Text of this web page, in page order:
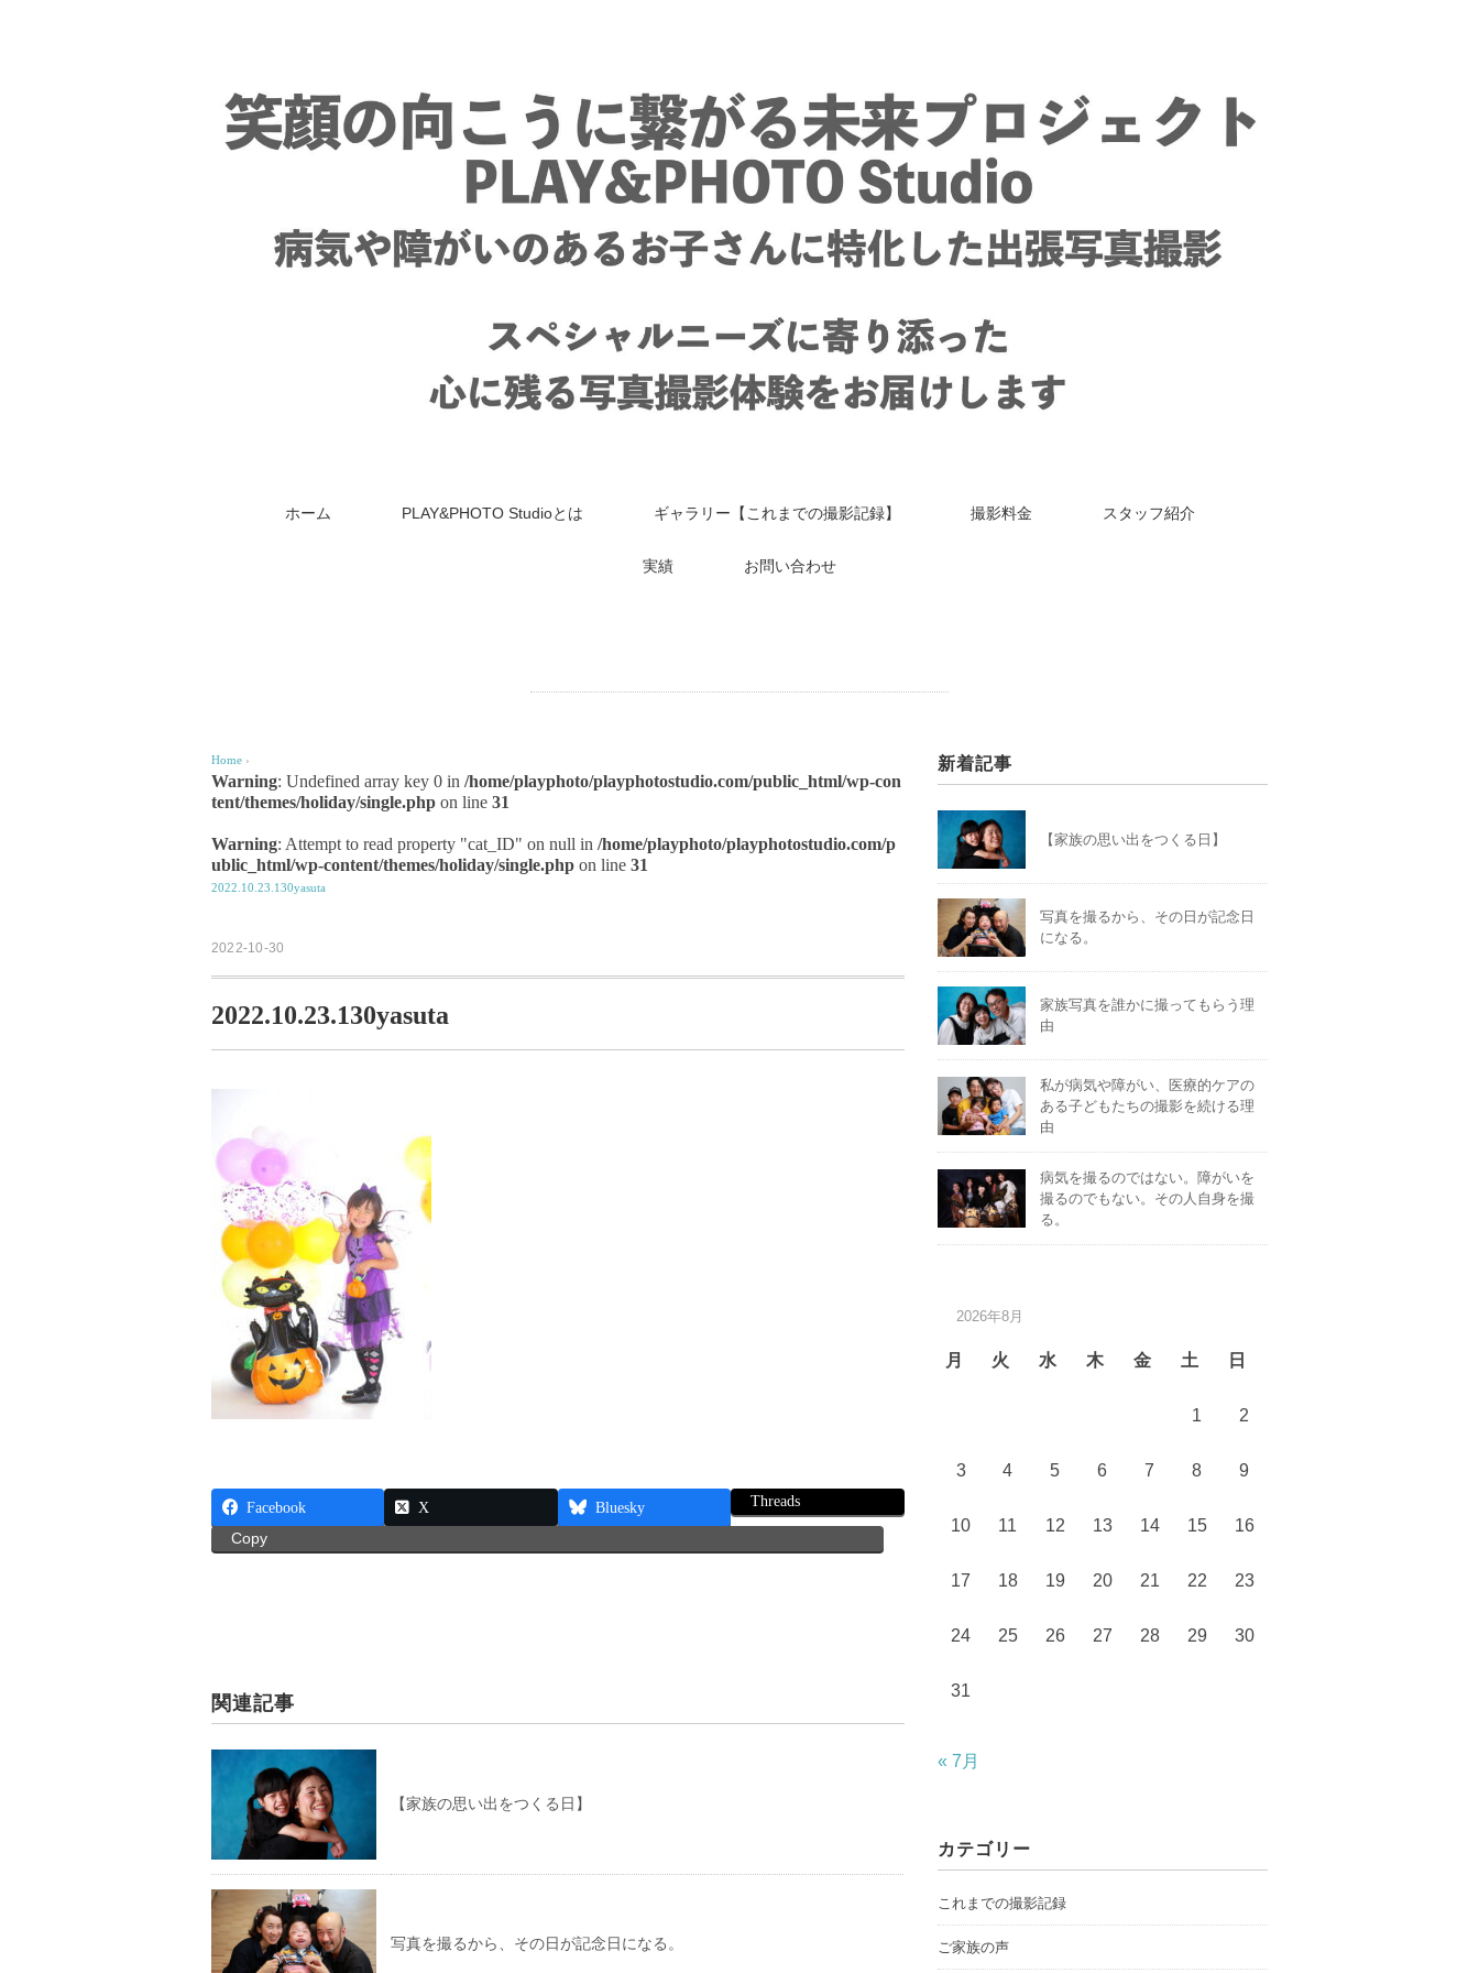
ホーム PLAY&PHOTO Studioとは ギャラリー【これまでの撮影記録】 撮影料金 スタッフ紹介
実績 お問い合わせ
Home ›
Warning: Undefined array key 0 in /home/playphoto/playphotostudio.com/public_html/wp-con
tent/themes/holiday/single.php on line 31
Warning: Attempt to read property "cat_ID" on null in /home/playphoto/playphotostudio.com/p
ublic_html/wp-content/themes/holiday/single.php on line 31
2022.10.23.130yasuta
2022-10-30
2022.10.23.130yasuta
Facebook X Bluesky Threads
Copy
関連記事
【家族の思い出をつくる日】
写真を撮るから、その日が記念日になる。
新着記事
【家族の思い出をつくる日】
写真を撮るから、その日が記念日
になる。
家族写真を誰かに撮ってもらう理
由
私が病気や障がい、医療的ケアの
ある子どもたちの撮影を続ける理
由
病気を撮るのではない。障がいを
撮るのでもない。その人自身を撮
る。
2026年8月
月 火 水 木 金 土 日
1 2
3 4 5 6 7 8 9
10 11 12 13 14 15 16
17 18 19 20 21 22 23
24 25 26 27 28 29 30
31
« 7月
カテゴリー
これまでの撮影記録
ご家族の声